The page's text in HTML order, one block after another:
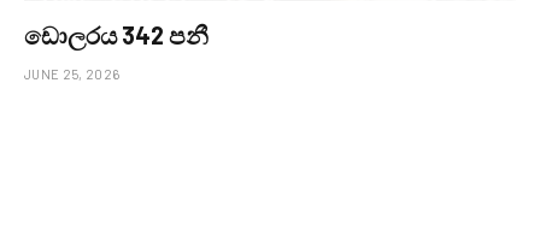
ඩොලරය 342 පනී
JUNE 25, 2026